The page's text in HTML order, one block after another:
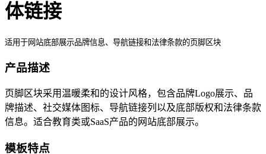
体链接
适用于网站底部展示品牌信息、导航链接和法律条款的页脚区块
产品描述
页脚区块采用温暖柔和的设计风格，包含品牌Logo展示、品
牌描述、社交媒体图标、导航链接列以及底部版权和法律条款
信息。适合教育类或SaaS产品的网站底部展示。
模板特点